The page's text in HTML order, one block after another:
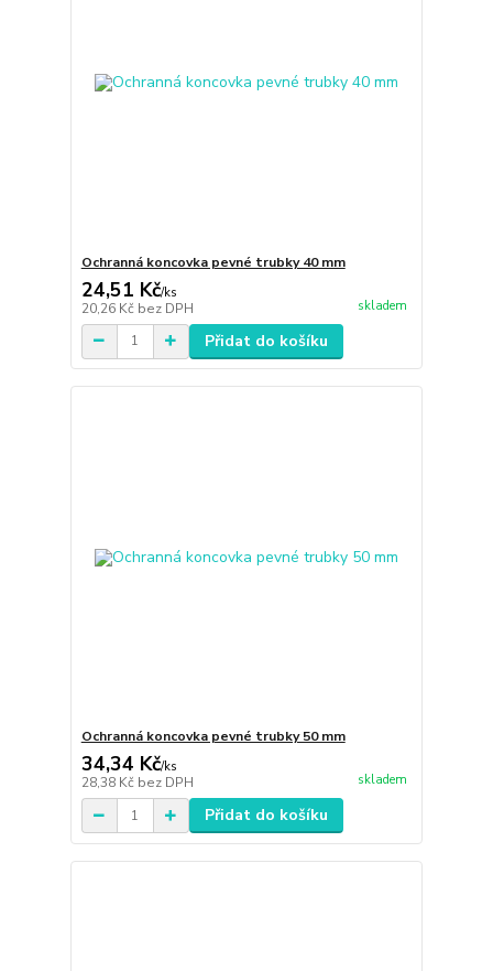
Ochranná koncovka pevné trubky 40 mm
24,51 Kč/ks
20,26 Kč bez DPH skladem
Přidat do košíku
Ochranná koncovka pevné trubky 50 mm
34,34 Kč/ks
28,38 Kč bez DPH skladem
Přidat do košíku